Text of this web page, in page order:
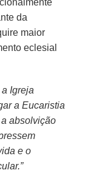
da
maior
eclesial
Igreja
a Eucaristia
absolvição
e o